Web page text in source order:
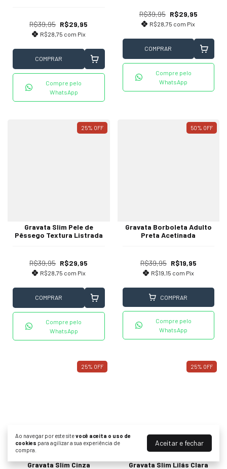
Ao navegar por este sitevocê aceita o uso de
cookies para agilizar a sua experiência de
compra.
Aceitar e fechar
R$39,95 R$29,95
R$28,75 com Pix
COMPRAR
Compre pelo
WhatsApp
R$39,95 R$29,95
R$28,75 com Pix
COMPRAR
Compre pelo
WhatsApp
25% OFF
Gravata Slim Pele de
Pêssego Textura Listrada
R$39,95 R$29,95
R$28,75 com Pix
COMPRAR
Compre pelo
WhatsApp
50% OFF
Gravata Borboleta Adulto
Preta Acetinada
R$39,95 R$19,95
R$19,15 com Pix
COMPRAR
Compre pelo
WhatsApp
25% OFF
Gravata Slim Cinza
25% OFF
Gravata Slim Lilás Clara